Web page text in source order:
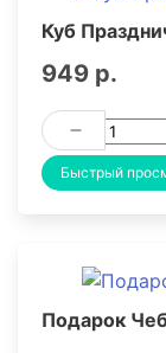
Куб
949 р.
Быстрый
Подарок